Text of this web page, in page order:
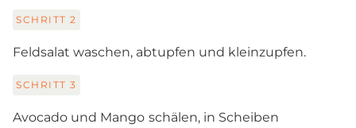
SCHRITT 2
Feldsalat waschen, abtupfen und kleinzupfen.
SCHRITT 3
Avocado und Mango schälen, in Scheiben